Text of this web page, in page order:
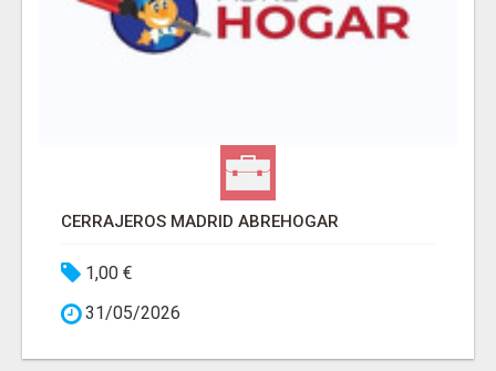
CERRAJEROS MADRID ABREHOGAR
1,00 €
31/05/2026